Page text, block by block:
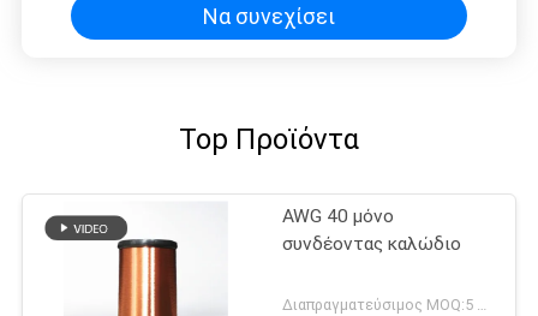
Να συνεχίσει
Top Προϊόντα
AWG 40 μόνο
συνδέοντας καλώδιο
Διαπραγματεύσιμος MOQ:5 χιλιόγραμμο/χιλιόγραμμα